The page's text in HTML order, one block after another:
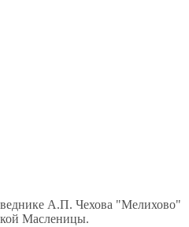
А.П. Чехова "Мелихово"
Масленицы.